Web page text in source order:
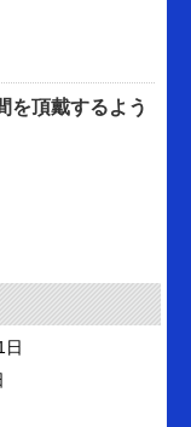
頂戴するよう
日